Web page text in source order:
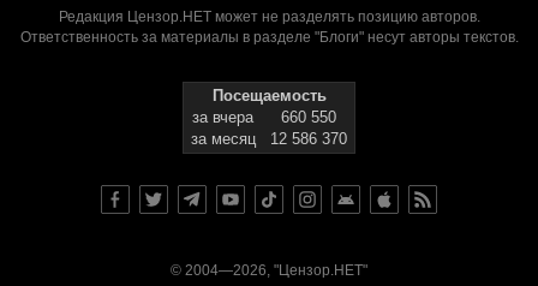
Редакция Цензор.НЕТ может не разделять позицию авторов.
Ответственность за материалы в разделе "Блоги" несут авторы текстов.
Посещаемость
за вчера
660 550
за месяц
12 586 370
© 2004—2026, "Цензор.НЕТ"